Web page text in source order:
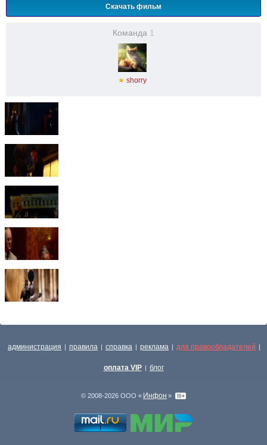
Скачать фильм
Команда 1
★ shorry
администрация | правила | справка | реклама | для правообладателей |
оплата VIP | блог
© 2008-2026 ООО « Инфон »